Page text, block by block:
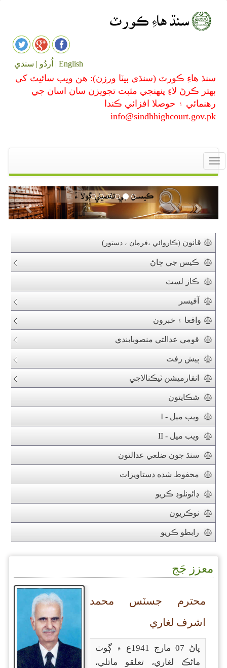
English | اُردُو | سنڌي
سنڌ هاءِ ڪورٽ (سنڌي بيٽا ورزن): هن ويب سائيٽ کي
بهتر ڪرڻ لاءِ پنهنجي مثبت تجويزن سان اسان جي
رهنمائي ۽ حوصلا افزائي ڪندا
info@sindhhighcourt.gov.pk
Toggle
navigation
قانون (ڪاروائي ،فرمان ، دستور)
ڪيس جي ڄاڻ
ڪاز لسٽ
آفيسر
واقعا ۽ خبرون
قومي عدالتي منصوبابندي
پيش رفت
انفارميشن ٽيڪنالاجي
شڪايتون
ويب ميل - I
ويب ميل - II
سنڌ جون ضلعي عدالتون
محفوط شده دستاويزات
ڊائونلوڊ ڪريو
نوڪريون
رابطو ڪريو
معزز جَج
محترم جسٽس محمد
اشرف لغاري
پاڻ 07 مارچ 1941ع ۾ ڳوٺ
ماڻڪ لغاري، تعلقو ماتلي،